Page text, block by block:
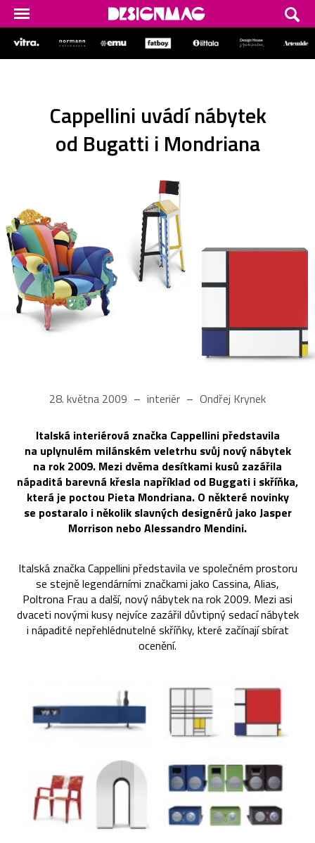
Cappellini uvádí nábytek
od Bugatti i Mondriana
28. května 2009 interiér Ondřej Krynek
Italská interiérová značka Cappellini představila
na uplynulém milánském veletrhu svůj nový nábytek
na rok 2009. Mezi dvěma desítkami kusů zazářila
nápaditá barevná křesla například od Buggati i skříňka,
která je poctou Pieta Mondriana. O některé novinky
se postaralo i několik slavných designérů jako Jasper
Morrison nebo Alessandro Mendini.
Italská značka Cappellini představila ve společném prostoru
se stejně legendárními značkami jako Cassina, Alias,
Poltrona Frau a další, nový nábytek na rok 2009. Mezi asi
dvaceti novými kusy nejvíce zazářil důvtipný sedací nábytek
i nápadité nepřehlédnutelné skříňky, které začínají sbírat
ocenění.